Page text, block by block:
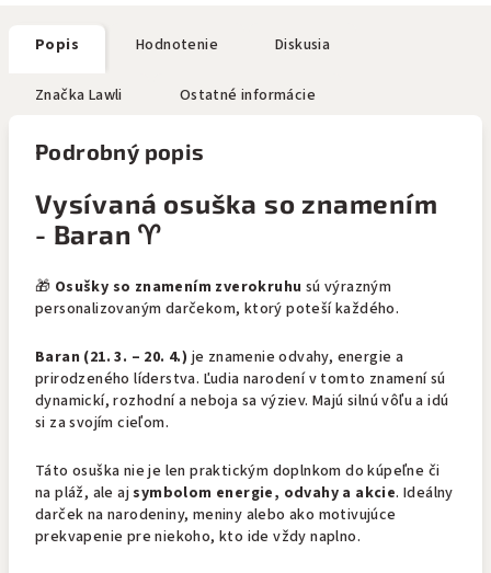
Popis Hodnotenie Diskusia
Značka Lawli Ostatné informácie
Podrobný popis
Vysívaná osuška so znamením
- Baran ♈
🎁 Osušky so znamením zverokruhu sú výrazným
personalizovaným darčekom, ktorý poteší každého.
Baran (21. 3. – 20. 4.) je znamenie odvahy, energie a
prirodzeného líderstva. Ľudia narodení v tomto znamení sú
dynamickí, rozhodní a neboja sa výziev. Majú silnú vôľu a idú
si za svojím cieľom.
Táto osuška nie je len praktickým doplnkom do kúpeľne či
na pláž, ale ajsymbolom energie, odvahy a akcie. Ideálny
darček na narodeniny, meniny alebo ako motivujúce
prekvapenie pre niekoho, kto ide vždy naplno.